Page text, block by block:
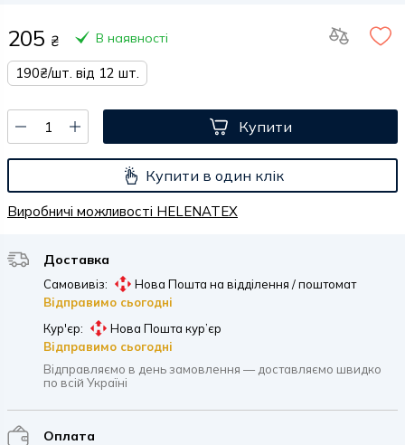
205 ₴ В наявності
190₴/шт. від 12 шт.
Купити
Купити в один клік
Виробничі можливості HELENATEX
Доставка
Самовивіз:
Нова Пошта на відділення / поштомат
Відправимо сьогодні
Кур'єр:
Нова Пошта кур’єр
Відправимо сьогодні
Відправляємо в день замовлення — доставляємо швидко
по всій Україні
Оплата